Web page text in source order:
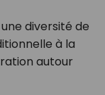
diversité de
à la
autour